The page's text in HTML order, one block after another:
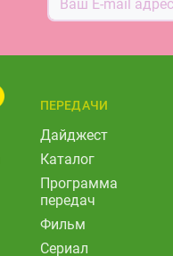
ПЕРЕДАЧИ
Дайджест
Каталог
Программа
передач
Фильм
Сериал